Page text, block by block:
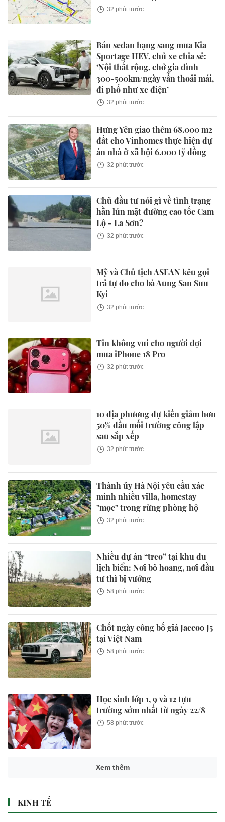
32 phút trước
Bán sedan hạng sang mua Kia
Sportage HEV, chủ xe chia sẻ:
‘Nội thất rộng, chở gia đình
300-500km/ngày vẫn thoải mái,
đi phố như xe điện’
32 phút trước
Hưng Yên giao thêm 68.000 m2
đất cho Vinhomes thực hiện dự
án nhà ở xã hội 6.000 tỷ đồng
32 phút trước
Chủ đầu tư nói gì về tình trạng
hằn lún mặt đường cao tốc Cam
Lộ - La Sơn?
32 phút trước
Mỹ và Chủ tịch ASEAN kêu gọi
trả tự do cho bà Aung San Suu
Kyi
32 phút trước
Tin không vui cho người đợi
mua iPhone 18 Pro
32 phút trước
10 địa phương dự kiến giảm hơn
50% đầu mối trường công lập
sau sắp xếp
32 phút trước
Thành ủy Hà Nội yêu cầu xác
minh nhiều villa, homestay
"mọc" trong rừng phòng hộ
32 phút trước
Nhiều dự án “treo” tại khu du
lịch biển: Nơi bỏ hoang, nơi đầu
tư thì bị vướng
58 phút trước
Chốt ngày công bố giá Jaecoo J5
tại Việt Nam
58 phút trước
Học sinh lớp 1, 9 và 12 tựu
trường sớm nhất từ ngày 22/8
58 phút trước
Xem thêm
KINH TẾ